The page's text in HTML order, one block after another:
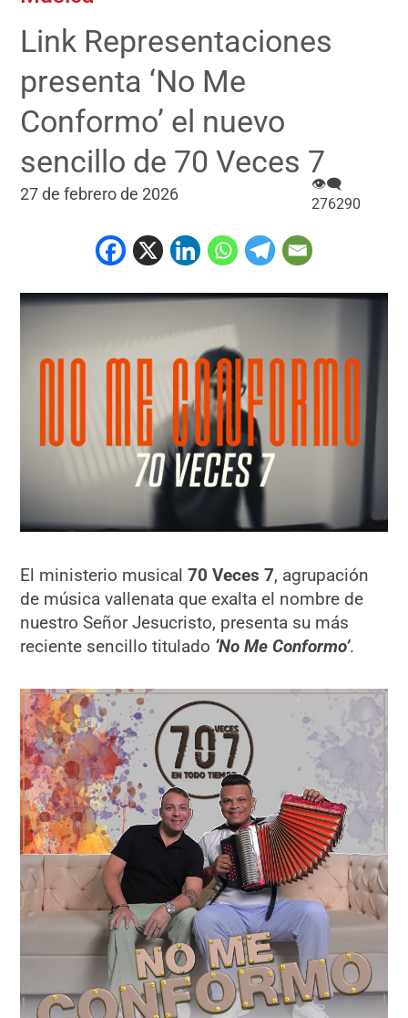
Link Representaciones
presenta ‘No Me
Conformo’ el nuevo
sencillo de 70 Veces 7
27 de febrero de 2026
👁‍🗨
276290
El ministerio musical70 Veces 7, agrupación
de música vallenata que exalta el nombre de
nuestro Señor Jesucristo, presenta su más
reciente sencillo titulado ‘No Me Conformo’.